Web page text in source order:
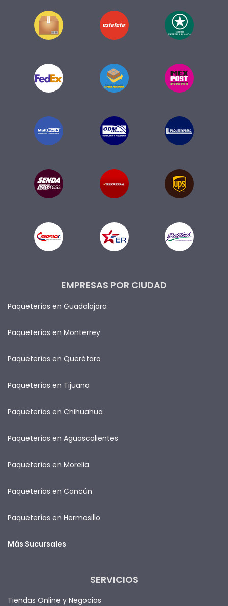
EMPRESAS POR CIUDAD
Paqueterías en Guadalajara
Paqueterías en Monterrey
Paqueterías en Querétaro
Paqueterías en Tijuana
Paqueterías en Chihuahua
Paqueterías en Aguascalientes
Paqueterías en Morelia
Paqueterías en Cancún
Paqueterías en Hermosillo
Más Sucursales
SERVICIOS
Tiendas Online y Negocios